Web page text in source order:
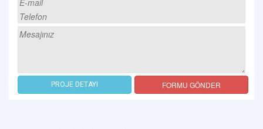
PROJE DETAYI FORMU GÖNDER